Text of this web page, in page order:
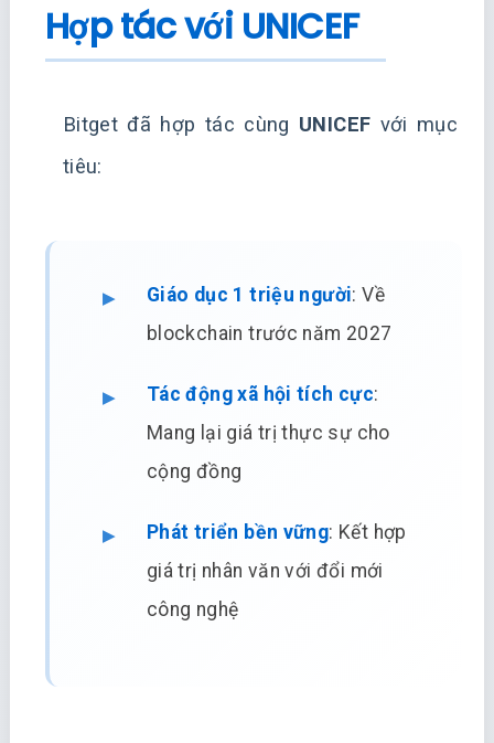
Hợp tác với UNICEF
Bitget đã hợp tác cùng UNICEF với mục
tiêu:
Giáo dục 1 triệu người: Về
blockchain trước năm 2027
Tác động xã hội tích cực:
Mang lại giá trị thực sự cho
cộng đồng
Phát triển bền vững: Kết hợp
giá trị nhân văn với đổi mới
công nghệ